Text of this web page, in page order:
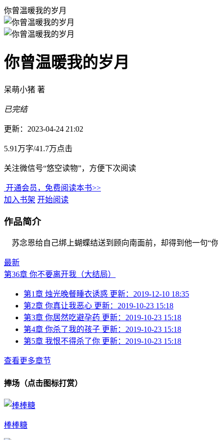
你曾温暖我的岁月
你曾温暖我的岁月
呆萌小猪 著
已完结
更新：2023-04-24 21:02
5.91万字/41.7万点击
关注微信号“悠空读物”，方便下次阅读
开通会员，免费阅读本书>>
加入书架 开始阅读
作品简介
苏念恩给自己绑上蝴蝶结送到顾向南面前，却得到他一句“
最新
第36章 你不要离开我（大结局）
第1章 烛光晚餐睡衣诱惑 更新：2019-12-10 18:35
第2章 你真让我恶心 更新：2019-10-23 15:18
第3章 你居然吃避孕药 更新：2019-10-23 15:18
第4章 你杀了我的孩子 更新：2019-10-23 15:18
第5章 我恨不得杀了你 更新：2019-10-23 15:18
查看更多章节
捧场（点击图标打赏）
棒棒糖